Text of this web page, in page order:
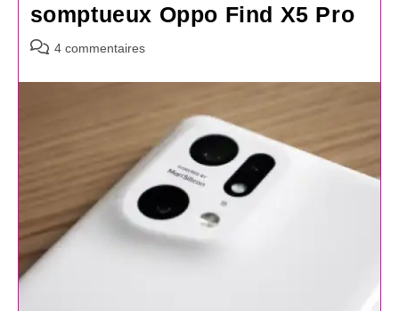
somptueux Oppo Find X5 Pro
Commentaires
la
4 commentaires